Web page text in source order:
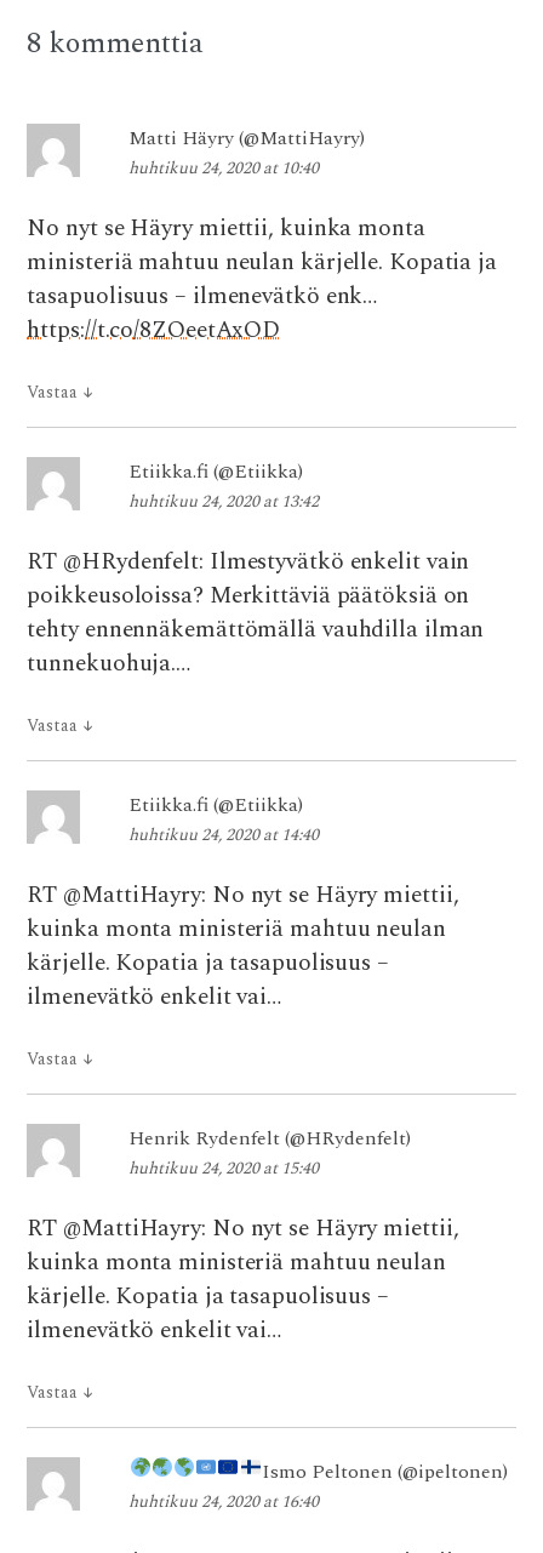
k p
8 kommenttia
Matti Häyry (@MattiHayry)
huhtikuu 24, 2020 at 10:40
No nyt se Häyry miettii, kuinka monta
ministeriä mahtuu neulan kärjelle. Kopatia ja
tasapuolisuus – ilmenevätkö enk…
https://t.co/8ZOeetAxOD
Vastaa ↓
Etiikka.fi (@Etiikka)
huhtikuu 24, 2020 at 13:42
RT @HRydenfelt: Ilmestyvätkö enkelit vain
poikkeusoloissa? Merkittäviä päätöksiä on
tehty ennennäkemättömällä vauhdilla ilman
tunnekuohuja.…
Vastaa ↓
Etiikka.fi (@Etiikka)
huhtikuu 24, 2020 at 14:40
RT @MattiHayry: No nyt se Häyry miettii,
kuinka monta ministeriä mahtuu neulan
kärjelle. Kopatia ja tasapuolisuus –
ilmenevätkö enkelit vai…
Vastaa ↓
Henrik Rydenfelt (@HRydenfelt)
huhtikuu 24, 2020 at 15:40
RT @MattiHayry: No nyt se Häyry miettii,
kuinka monta ministeriä mahtuu neulan
kärjelle. Kopatia ja tasapuolisuus –
ilmenevätkö enkelit vai…
Vastaa ↓
Ismo Peltonen (@ipeltonen)
huhtikuu 24, 2020 at 16:40